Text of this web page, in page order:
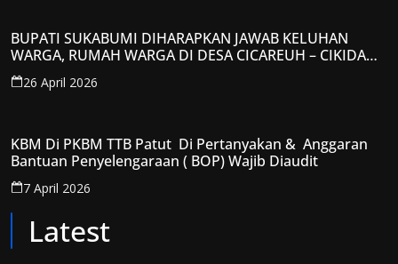
BUPATI SUKABUMI DIHARAPKAN JAWAB KELUHAN
WARGA, RUMAH WARGA DI DESA CICAREUH – CIKIDANG
DIAMBRUKAN
26 April 2026
KBM Di PKBM TTB Patut Di Pertanyakan & Anggaran
Bantuan Penyelengaraan ( BOP) Wajib Diaudit
7 April 2026
Latest